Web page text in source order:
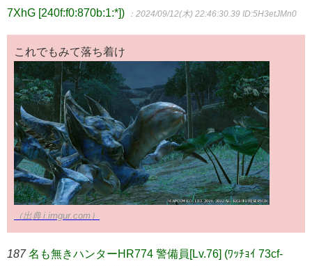
7XhG [240f:f0:870b:1:*])
：2024/09/12(木) 22:46:30.39 ID:5H3etJMn0
これでもみて落ち着け
（出典 i.imgur.com）
187 名も無きハンターHR774 警備員[Lv.76] (ﾜｯﾁｮｲ 73cf-